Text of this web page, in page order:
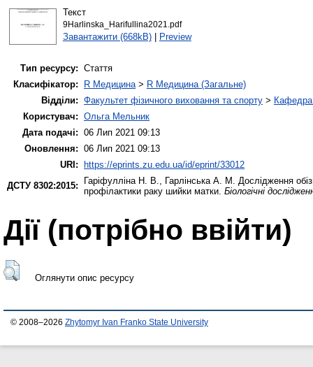
Текст
9Harlinska_Harifullina2021.pdf
Завантажити (668kB)| Preview
Тип ресурсу: Стаття
Класифікатор:
R Медицина> R Медицина (Загальне)
Відділи: Факультет фізичного виховання та спорту > Кафедра
Користувач: Ольга Мельник
Дата подачі: 06 Лип 2021 09:13
Оновлення: 06 Лип 2021 09:13
URI:
https://eprints.zu.edu.ua/id/eprint/33012
ДСТУ 8302:2015:
Гаріфулліна Н. В., Гарлінська А. М. Дослідження
профілактики раку шийки матки. Біологічні
Дії ​​(потрібно ввійти)
Оглянути опис ресурсу
© 2008–2026 Zhytomyr Ivan Franko State University